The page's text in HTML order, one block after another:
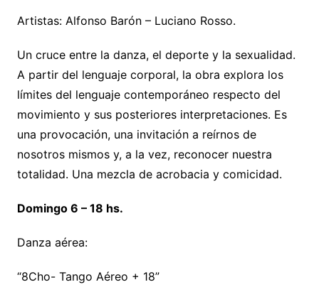
Artistas: Alfonso Barón – Luciano Rosso.
Un cruce entre la danza, el deporte y la sexualidad.
A partir del lenguaje corporal, la obra explora los
límites del lenguaje contemporáneo respecto del
movimiento y sus posteriores interpretaciones. Es
una provocación, una invitación a reírnos de
nosotros mismos y, a la vez, reconocer nuestra
totalidad. Una mezcla de acrobacia y comicidad.
Domingo 6 – 18 hs.
Danza aérea:
“8Cho- Tango Aéreo + 18”